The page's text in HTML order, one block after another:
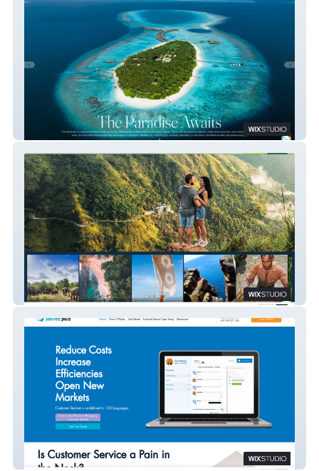
Dream Asia Holidays
Camlo Lanka Tours
Jeeves Plus